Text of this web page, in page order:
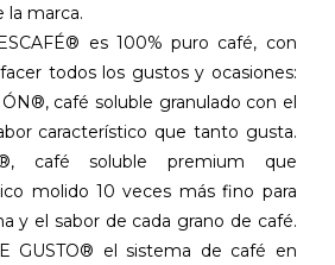
la marca.
es 100% puro café, con
todos los gustos y ocasiones:
café soluble granulado con el
característico que tanto gusta.
café soluble premium que
molido 10 veces más fino para
y el sabor de cada grano de café.
GUSTO® el sistema de café en